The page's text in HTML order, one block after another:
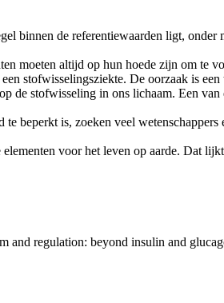
binnen de referentiewaarden ligt,
moeten altijd op hun hoede zijn om te
stofwisselingsziekte. De oorzaak is
de stofwisseling in ons lichaam. Een
te beperkt is, zoeken veel
elementen voor het leven op aarde. Dat
regulation: beyond insulin and